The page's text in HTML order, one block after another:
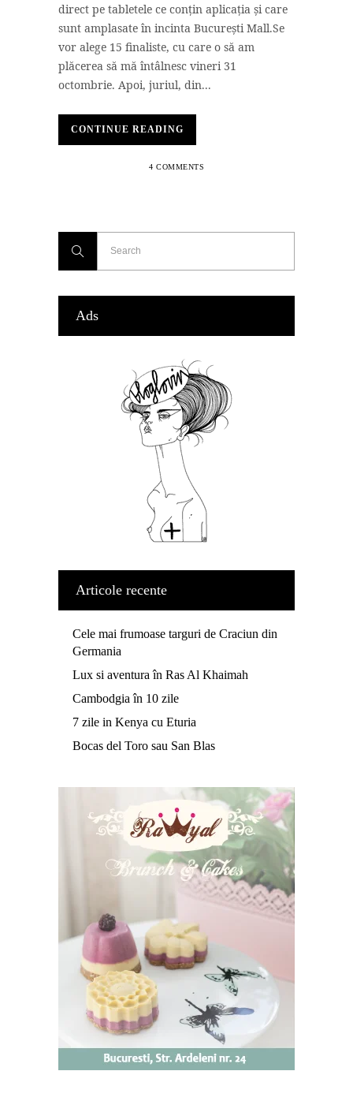
direct pe tabletele ce conțin aplicația și care
sunt amplasate în incinta București Mall.Se
vor alege 15 finaliste, cu care o să am
plăcerea să mă întâlnesc vineri 31
octombrie. Apoi, juriul, din...
CONTINUE READING
4 COMMENTS
Ads
Articole recente
Cele mai frumoase targuri de Craciun din
Germania
Lux si aventura în Ras Al Khaimah
Cambodgia în 10 zile
7 zile in Kenya cu Eturia
Bocas del Toro sau San Blas